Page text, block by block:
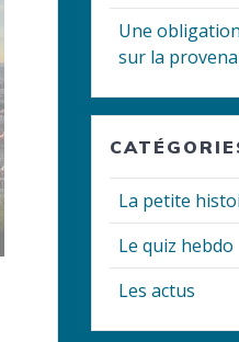
Une
sur la
La petite
Le quiz hebdo
Les actus